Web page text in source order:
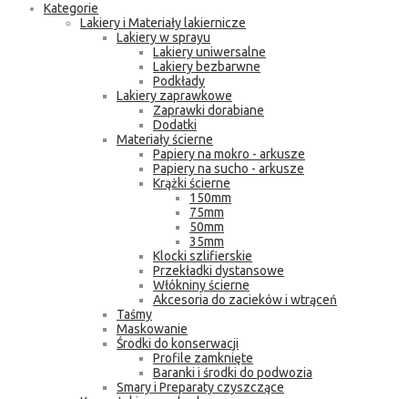
Kategorie
Lakiery i Materiały lakiernicze
Lakiery w sprayu
Lakiery uniwersalne
Lakiery bezbarwne
Podkłady
Lakiery zaprawkowe
Zaprawki dorabiane
Dodatki
Materiały ścierne
Papiery na mokro - arkusze
Papiery na sucho - arkusze
Krążki ścierne
150mm
75mm
50mm
35mm
Klocki szlifierskie
Przekładki dystansowe
Włókniny ścierne
Akcesoria do zacieków i wtrąceń
Taśmy
Maskowanie
Środki do konserwacji
Profile zamknięte
Baranki i środki do podwozia
Smary i Preparaty czyszczące